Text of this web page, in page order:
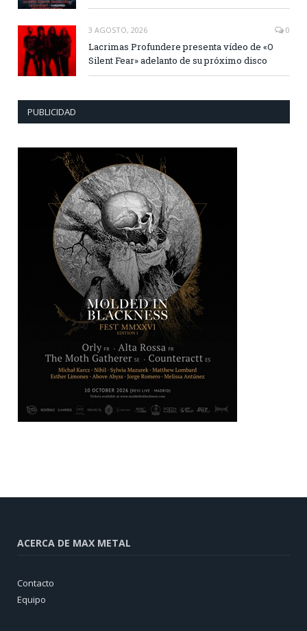
3 AGOSTO, 2026 0
Lacrimas Profundere presenta vídeo de «O
Silent Fear» adelanto de su próximo disco
PUBLICIDAD
ACERCA DE MAX METAL
Contacto
Equipo